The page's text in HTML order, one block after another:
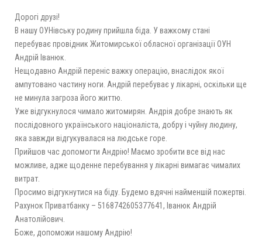
Дорогі друзі!
В нашу ОУНівську родину прийшла біда. У важкому стані
перебуває провідник Житомирської обласної організації ОУН
Андрій Іванюк.
Нещодавно Андрій переніс важку операцію, внаслідок якої
ампутовано частину ноги. Андрій перебуває у лікарні, оскільки ще
не минула загроза його життю.
Уже відгукнулося чимало житомирян. Андрія добре знають як
послідовного українського націоналіста, добру і чуйну людину,
яка завжди відгукувалася на людське горе.
Прийшов час допомогти Андрію! Маємо зробити все від нас
можливе, адже щоденне перебування у лікарні вимагає чималих
витрат.
Просимо відгукнутися на біду. Будемо вдячні найменшій пожертві.
Рахунок Приватбанку – 5168742605377641, Іванюк Андрій
Анатолійович.
Боже, допоможи нашому Андрію!